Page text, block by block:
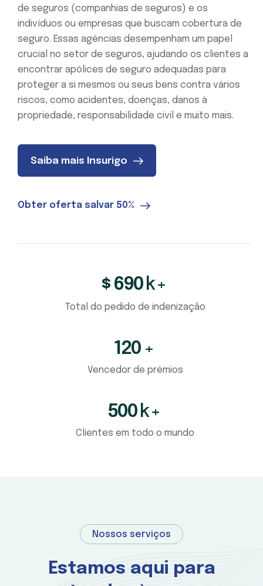
de seguros (companhias de seguros) e os
indivíduos ou empresas que buscam cobertura de
seguro. Essas agências desempenham um papel
crucial no setor de seguros, ajudando os clientes a
encontrar apólices de seguro adequadas para
proteger a si mesmos ou seus bens contra vários
riscos, como acidentes, doenças, danos à
propriedade, responsabilidade civil e muito mais.
Saiba mais Insurigo
Obter oferta salvar 50%
$ 690k+
Total do pedido de indenização
120 +
Vencedor de prêmios
500k+
Clientes em todo o mundo
Nossos serviços
Estamos aqui para